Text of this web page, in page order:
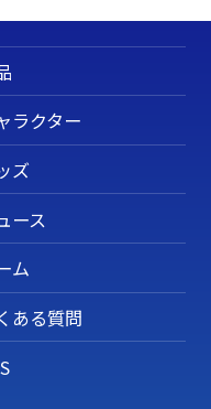
ラクター
ズ
ース
ム
ある質問